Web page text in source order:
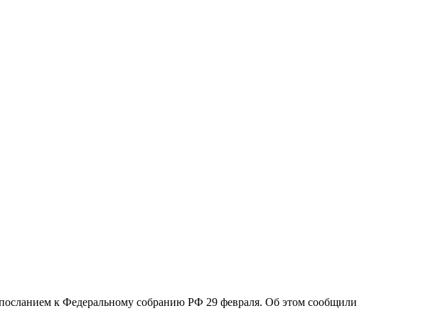
к Федеральному собранию РФ 29 февраля. Об этом сообщили